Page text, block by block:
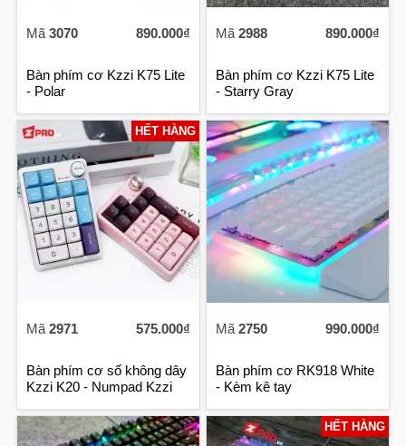
Mã 3070 890.000₫
Bàn phím cơ Kzzi K75 Lite
- Polar
Mã 2988 890.000₫
Bàn phím cơ Kzzi K75 Lite
- Starry Gray
HẾT HÀNG
Mã 2971 575.000₫
Bàn phím cơ số không dây
Kzzi K20 - Numpad Kzzi
Mã 2750 990.000₫
Bàn phím cơ RK918 White
- Kèm kê tay
HẾT HÀNG